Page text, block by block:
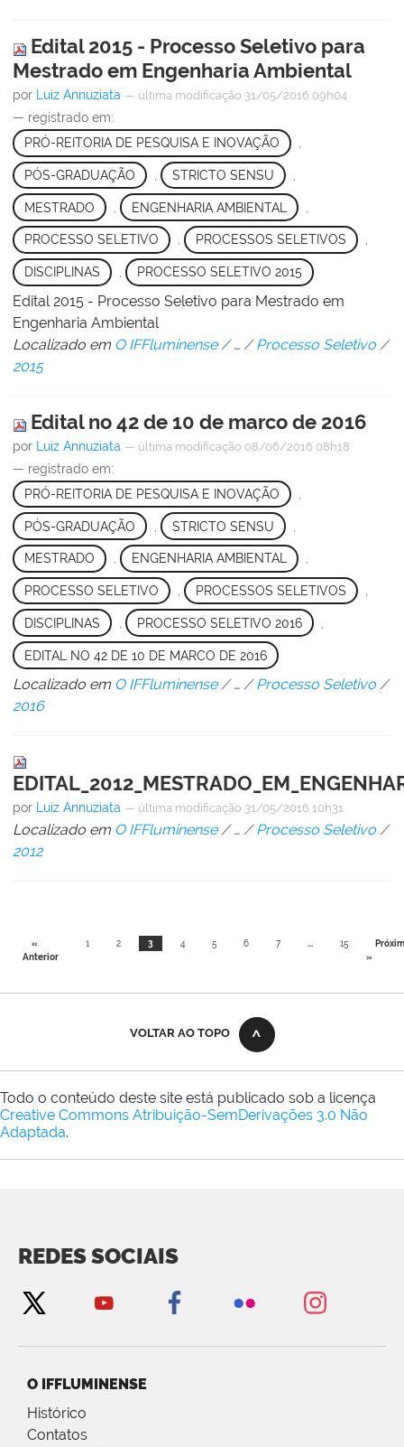
Edital 2015 - Processo Seletivo para
Mestrado em Engenharia Ambiental
por Luiz Annuziata — última modificação 31/05/2016 09h04
— registrado em:
PRÓ-REITORIA DE PESQUISA E INOVAÇÃO
,
PÓS-GRADUAÇÃO STRICTO SENSU
MESTRADO ENGENHARIA AMBIENTAL
PROCESSO SELETIVO , PROCESSOS SELETIVOS ,
DISCIPLINAS PROCESSO SELETIVO 2015
Edital 2015 - Processo Seletivo para Mestrado em
Engenharia Ambiental
Localizado em O IFFluminense /… /Processo Seletivo /
2015
Edital no 42 de 10 de marco de 2016
por Luiz Annuziata — última modificação 08/06/2016 08h18
— registrado em:
PRÓ-REITORIA DE PESQUISA E INOVAÇÃO
PÓS-GRADUAÇÃO STRICTO SENSU
MESTRADO , ENGENHARIA AMBIENTAL ,
PROCESSO SELETIVO PROCESSOS SELETIVOS
DISCIPLINAS PROCESSO SELETIVO 2016
EDITAL NO 42 DE 10 DE MARCO DE 2016
Localizado em O IFFluminense /… /Processo Seletivo /
2016
por Luiz Annuziata — última modificação 31/05/2016 10h31
Localizado em O IFFluminense /… /Processo Seletivo /
2012
«
Anterior
1 2 3 4 5 6 7 ... 15
»
VOLTAR AO TOPO
Todo o conteúdo deste site está publicado sob a licença
Creative Commons Atribuição-SemDerivações 3.0 Não
Adaptada.
REDES SOCIAIS
O IFFLUMINENSE
Histórico
Contatos